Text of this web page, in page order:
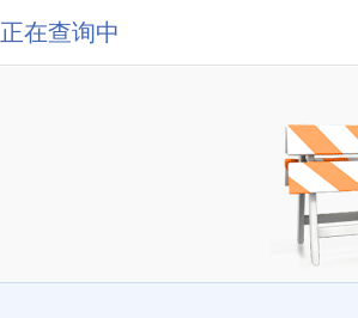
正在查询中